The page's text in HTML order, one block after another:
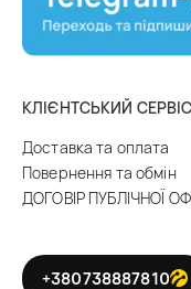
КЛІЄНТСЬКИЙ СЕРВІС
Доставка та оплата
Повернення та обмін
ДОГОВІР ПУБЛІЧНОЇ
+380738887810